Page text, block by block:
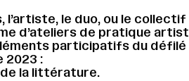
le duo, ou le collectif
d’ateliers de pratique
participatifs du défilé
2023 :
de la littérature.